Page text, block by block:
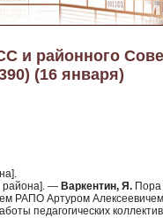
и районного
(16 января)
района]. — Варкентин, Я. Пора
РАПО Артуром
педагогических